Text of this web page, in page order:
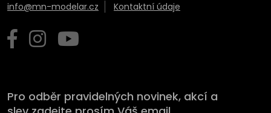
info@mn-modelar.cz Kontaktní údaje
Pro odběr pravidelných novinek, akcí a